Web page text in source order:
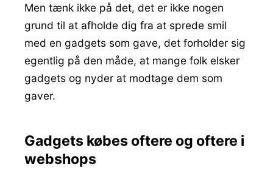
Men tænk ikke på det, det er ikke nogen
grund til at afholde dig fra at sprede smil
med en gadgets som gave, det forholder sig
egentlig på den måde, at mange folk elsker
gadgets og nyder at modtage dem som
gaver.
Gadgets købes oftere og oftere i
webshops